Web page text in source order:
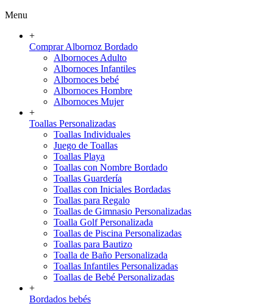
Menu
+
Comprar Albornoz Bordado
Albornoces Adulto
Albornoces Infantiles
Albornoces bebé
Albornoces Hombre
Albornoces Mujer
+
Toallas Personalizadas
Toallas Individuales
Juego de Toallas
Toallas Playa
Toallas con Nombre Bordado
Toallas Guardería
Toallas con Iniciales Bordadas
Toallas para Regalo
Toallas de Gimnasio Personalizadas
Toalla Golf Personalizada
Toallas de Piscina Personalizadas
Toallas para Bautizo
Toalla de Baño Personalizada
Toallas Infantiles Personalizadas
Toallas de Bebé Personalizadas
+
Bordados bebés